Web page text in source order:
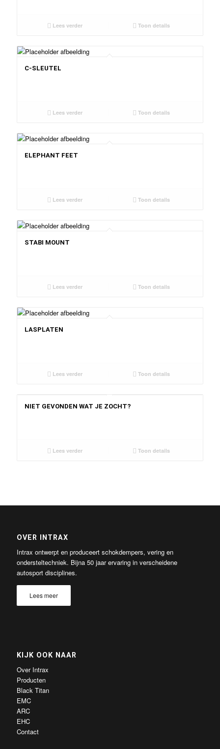
Lees verder Toon details
C-SLEUTEL
Lees verder Toon details
ELEPHANT FEET
Lees verder Toon details
STABI MOUNT
Lees verder Toon details
LASPLATEN
Lees verder Toon details
NIET GEVONDEN WAT JE ZOCHT?
Lees verder Toon details
OVER INTRAX
Intrax ontwerpt en produceert schokdempers, vering en
ondersteltechniek. Bijna 50 jaar ervaring in verscheidene
autosport disciplines.
Lees meer
KIJK OOK NAAR
Over Intrax
Producten
Black Titan
EMC
ARC
EHC
Contact